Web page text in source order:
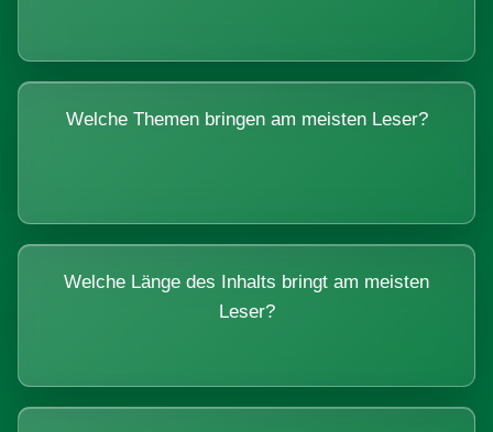
Welche Themen bringen am meisten Leser?
Welche Länge des Inhalts bringt am meisten
Leser?